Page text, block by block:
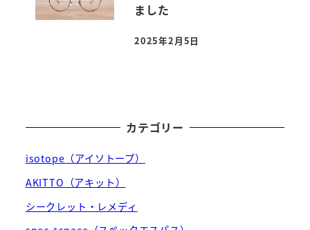
ました
投稿日
2025年2月5日
カテゴリー
isotope（アイソトープ）
AKITTO（アキット）
シークレット・レメディ